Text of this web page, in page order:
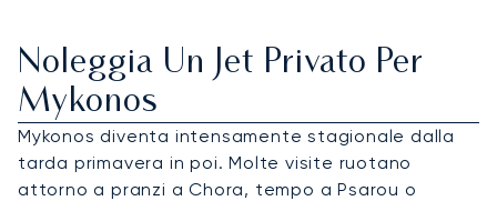
Noleggia Un Jet Privato Per
Mykonos
Mykonos diventa intensamente stagionale dalla
tarda primavera in poi. Molte visite ruotano
attorno a pranzi a Chora, tempo a Psarou o